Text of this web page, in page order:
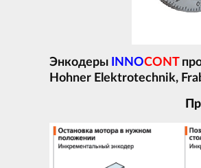
Энкодеры INNOCONT
Hohner Elektrotechnik,